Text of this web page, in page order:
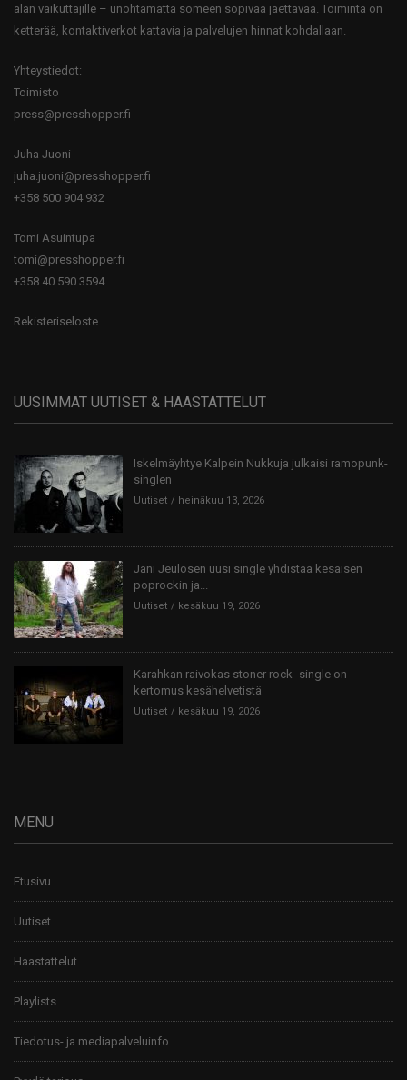
alan vaikuttajille – unohtamatta someen sopivaa jaettavaa. Toiminta on
ketterää, kontaktiverkot kattavia ja palvelujen hinnat kohdallaan.
Yhteystiedot:
Toimisto
press@presshopper.fi
Juha Juoni
juha.juoni@presshopper.fi
+358 500 904 932
Tomi Asuintupa
tomi@presshopper.fi
+358 40 590 3594
Rekisteriseloste
UUSIMMAT UUTISET & HAASTATTELUT
Iskelmäyhtye Kalpein Nukkuja julkaisi ramopunk-
singlen
Uutiset heinäkuu 13, 2026
Jani Jeulosen uusi single yhdistää kesäisen
poprockin ja...
Uutiset kesäkuu 19, 2026
Karahkan raivokas stoner rock -single on
kertomus kesähelvetistä
Uutiset kesäkuu 19, 2026
MENU
Etusivu
Uutiset
Haastattelut
Playlists
Tiedotus- ja mediapalveluinfo